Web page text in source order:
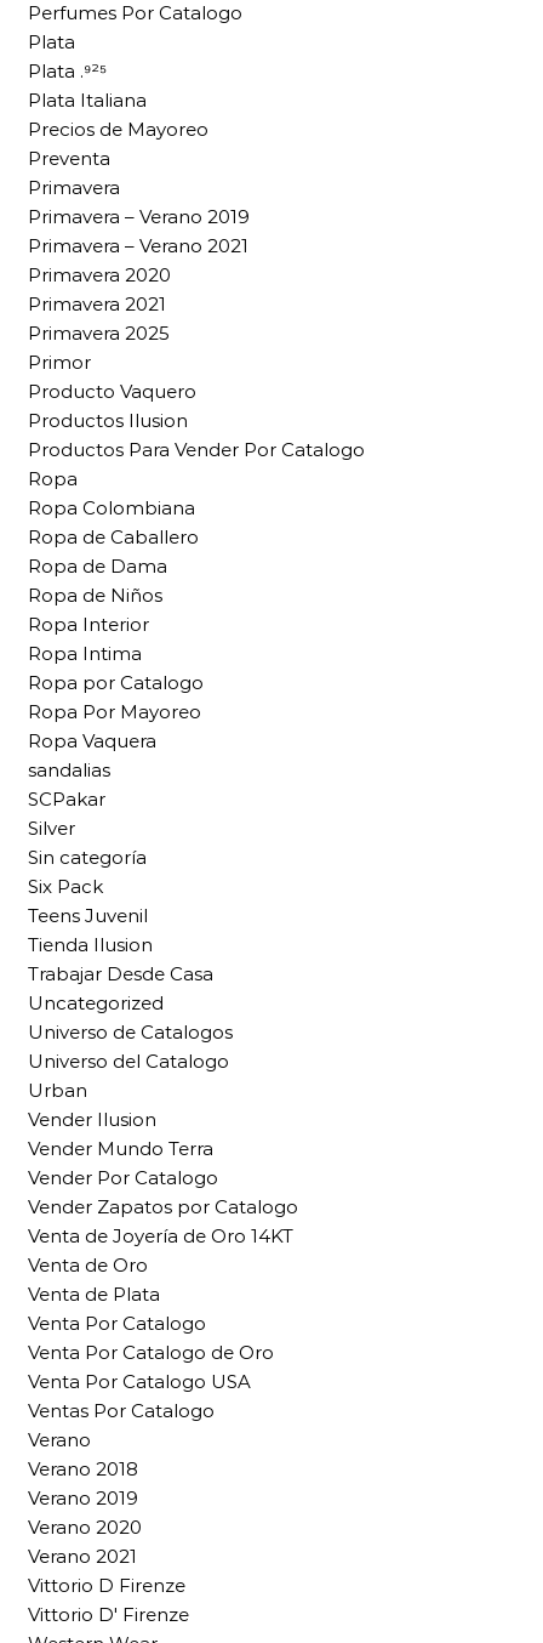
Perfumes Por Catalogo
Plata
Plata .⁹²⁵
Plata Italiana
Precios de Mayoreo
Preventa
Primavera
Primavera – Verano 2019
Primavera – Verano 2021
Primavera 2020
Primavera 2021
Primavera 2025
Primor
Producto Vaquero
Productos Ilusion
Productos Para Vender Por Catalogo
Ropa
Ropa Colombiana
Ropa de Caballero
Ropa de Dama
Ropa de Niños
Ropa Interior
Ropa Intima
Ropa por Catalogo
Ropa Por Mayoreo
Ropa Vaquera
sandalias
SCPakar
Silver
Sin categoría
Six Pack
Teens Juvenil
Tienda Ilusion
Trabajar Desde Casa
Uncategorized
Universo de Catalogos
Universo del Catalogo
Urban
Vender Ilusion
Vender Mundo Terra
Vender Por Catalogo
Vender Zapatos por Catalogo
Venta de Joyería de Oro 14KT
Venta de Oro
Venta de Plata
Venta Por Catalogo
Venta Por Catalogo de Oro
Venta Por Catalogo USA
Ventas Por Catalogo
Verano
Verano 2018
Verano 2019
Verano 2020
Verano 2021
Vittorio D Firenze
Vittorio D' Firenze